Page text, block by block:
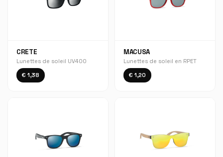
CRETE
Lunettes de soleil UV400
€ 1,38
MACUSA
Lunettes de soleil en RPET
€ 1,20